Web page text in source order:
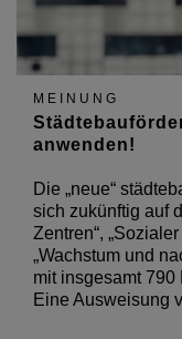
MEINUNG
anwenden!
Die „neue“
sich zukünftig auf
Zentren“,
„Wachstum und
mit insgesamt 790
Eine Ausweisung